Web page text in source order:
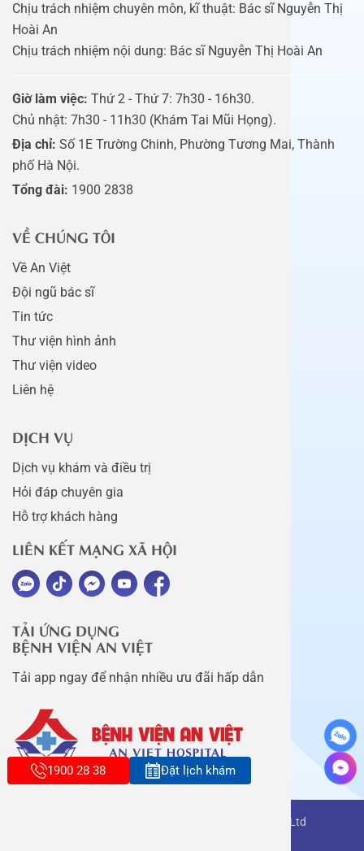
Chịu trách nhiệm chuyên môn, kĩ thuật: Bác sĩ Nguyễn Thị
Hoài An
Chịu trách nhiệm nội dung: Bác sĩ Nguyễn Thị Hoài An
Giờ làm việc: Thứ 2 - Thứ 7: 7h30 - 16h30.
Chủ nhật: 7h30 - 11h30 (Khám Tai Mũi Họng).
Địa chỉ: Số 1E Trường Chinh, Phường Tương Mai, Thành
phố Hà Nội.
Tổng đài: 1900 2838
VỀ CHÚNG TÔI
Về An Việt
Đội ngũ bác sĩ
Tin tức
Thư viện hình ảnh
Thư viện video
Liên hệ
DỊCH VỤ
Dịch vụ khám và điều trị
Hỏi đáp chuyên gia
Hỗ trợ khách hàng
LIÊN KẾT MẠNG XÃ HỘI
TẢI ỨNG DỤNG
BỆNH VIỆN AN VIỆT
Tải app ngay để nhận nhiều ưu đãi hấp dẫn
Copyright belongs to An Viet Thang Long Co., Ltd
1900 28 38 Đặt lịch khám